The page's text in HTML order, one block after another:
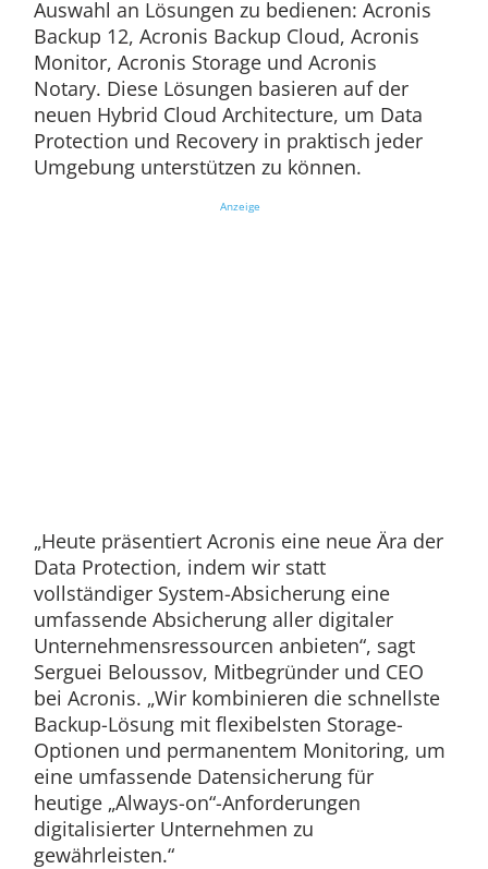
Auswahl an Lösungen zu bedienen: Acronis
Backup 12, Acronis Backup Cloud, Acronis
Monitor, Acronis Storage und Acronis
Notary. Diese Lösungen basieren auf der
neuen Hybrid Cloud Architecture, um Data
Protection und Recovery in praktisch jeder
Umgebung unterstützen zu können.
Anzeige
„Heute präsentiert Acronis eine neue Ära der
Data Protection, indem wir statt
vollständiger System-Absicherung eine
umfassende Absicherung aller digitaler
Unternehmensressourcen anbieten“, sagt
Serguei Beloussov, Mitbegründer und CEO
bei Acronis. „Wir kombinieren die schnellste
Backup-Lösung mit flexibelsten Storage-
Optionen und permanentem Monitoring, um
eine umfassende Datensicherung für
heutige „Always-on“-Anforderungen
digitalisierter Unternehmen zu
gewährleisten.“